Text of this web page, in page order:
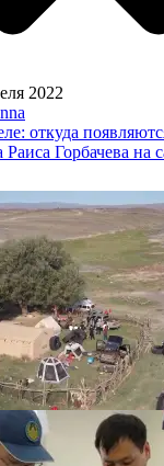
2022
откуда
Горбачева на